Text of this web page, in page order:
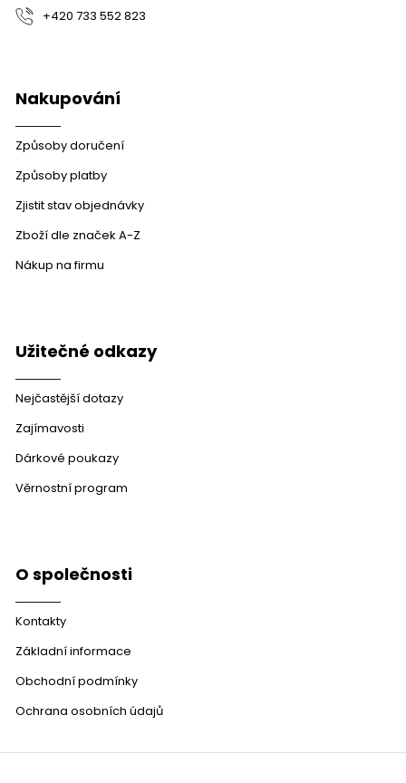
+420 733 552 823
Nakupování
Způsoby doručení
Způsoby platby
Zjistit stav objednávky
Zboží dle značek A-Z
Nákup na firmu
Užitečné odkazy
Nejčastější dotazy
Zajímavosti
Dárkové poukazy
Věrnostní program
O společnosti
Kontakty
Základní informace
Obchodní podmínky
Ochrana osobních údajů